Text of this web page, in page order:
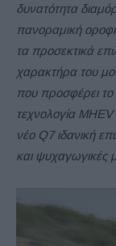
δυνατότητα
πανοραμική
τα προσεκτικά
χαρακτήρα του
που προσφέρει
τεχνολογία
νέο Q7 ιδανική
και ψυχαγωγικές